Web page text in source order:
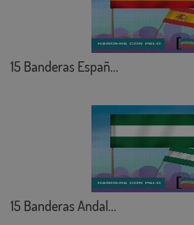
15 Banderas Españ...
15 Banderas Andal...